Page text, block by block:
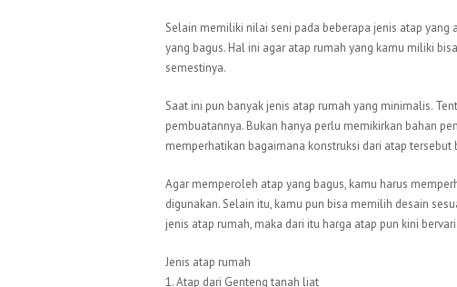
Selain memiliki nilai seni pada beberapa jenis atap
yang bagus. Hal ini agar atap rumah yang kamu miliki
semestinya.
Saat ini pun banyak jenis atap rumah yang minimalis.
pembuatannya. Bukan hanya perlu memikirkan bahan
memperhatikan bagaimana konstruksi dari atap tersebut
Agar memperoleh atap yang bagus, kamu harus
digunakan. Selain itu, kamu pun bisa memilih desain
jenis atap rumah, maka dari itu harga atap pun kini
Jenis atap rumah
1. Atap dari Genteng tanah liat